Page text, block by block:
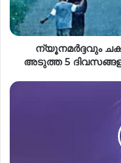
ന്യൂനമർദ്ദവും
അടുത്ത 5